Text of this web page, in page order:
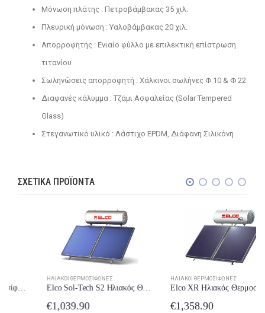
Μόνωση πλάτης : Πετροβάμβακας 35 χιλ.
Πλευρική μόνωση : Υαλοβάμβακας 20 χιλ.
Απορροφητής : Ενιαίο φύλλο με επιλεκτική επίστρωση
τιτανίου
Σωληνώσεις απορροφητή : Χάλκινοι σωλήνες Φ 10 & Φ 22
Διαφανές κάλυμμα : Tζάμι Ασφαλείας (Solar Tempered
Glass)
Στεγανωτικό υλικό : Λάστιχο EPDM, Διάφανη Σιλικόνη
ΣΧΕΤΙΚΆ ΠΡΟΪΌΝΤΑ
ΗΛΙΑΚΟΊ ΘΕΡΜΟΣΊΦΩΝΕΣ
Elco Sol-Tech S2 Ηλιακός Θερμοσίφωνας 160lt 2×1.5m² Διπλής Ενέργειας
1,039.90
ΗΛΙΑΚΟΊ ΘΕΡΜΟΣΊΦΩΝΕΣ
Elco XR Ηλιακός Θερμοσίφωνας 200lt 3.4m² Διπλής Ενέργειας
1,358.90